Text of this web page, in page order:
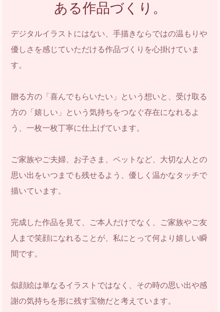
ある作品づくり。
デジタルイラストにはない、手描きならではの温もりや
優しさを感じていただける作品づくりを心掛けていま
す。
贈る方の「喜んでもらいたい」という想いと、受け取る
方の「嬉しい」という気持ちをつなぐ存在になれるよ
う、一枚一枚丁寧に仕上げています。
ご家族やご夫婦、お子さま、ペットなど、大切な人との
思い出をいつまでも残せるよう、優しく温かなタッチで
描いています。
完成した作品を見て、ご本人だけでなく、ご家族やご友
人まで笑顔になれることが、私にとって何より嬉しい瞬
間です。
似顔絵は単なるイラストではなく、その時の思い出や感
謝の気持ちを形に残す宝物だと考えています。